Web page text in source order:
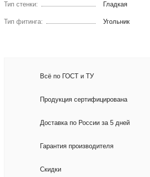
Тип стенки: Гладкая
Тип фитинга: Угольник
Всё по ГОСТ и ТУ
Продукция сертифицирована
Доставка по России за 5 дней
Гарантия производителя
Скидки